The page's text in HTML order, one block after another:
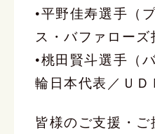
•平野佳寿選手（
ス・バファローズ
•桃田賢斗選手（
輪日本代表／ＵＤ
皆様のご支援・